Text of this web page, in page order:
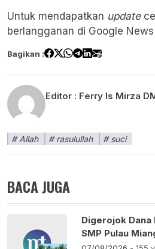
Untuk mendapatkan update
berlangganan di Google News
Bagikan :
Editor : Ferry Is Mirza
Allah rasulullah suci
BACA JUGA
Digerojok Dana
SMP Pulau